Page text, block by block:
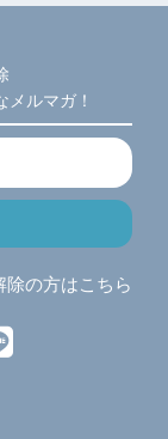
メルマガ！
除の方はこちら